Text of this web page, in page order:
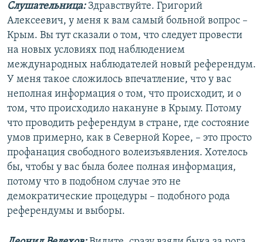
Слушательница: Здравствуйте. Григорий
Алексеевич, у меня к вам самый больной вопрос –
Крым. Вы тут сказали о том, что следует провести
на новых условиях под наблюдением
международных наблюдателей новый референдум.
У меня такое сложилось впечатление, что у вас
неполная информация о том, что происходит, и о
том, что происходило накануне в Крыму. Потому
что проводить референдум в стране, где состояние
умов примерно, как в Северной Корее, – это просто
профанация свободного волеизъявления. Хотелось
бы, чтобы у вас была более полная информация,
потому что в подобном случае это не
демократические процедуры – подобного рода
референдумы и выборы.